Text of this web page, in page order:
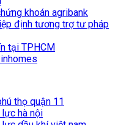
khoán agribank
định tương trợ tư pháp
tại TPHCM
thọ quận 11
hà nội